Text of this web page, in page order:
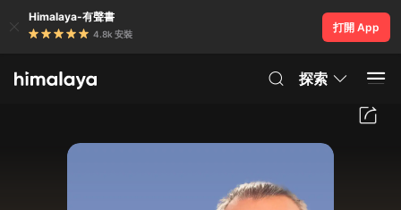
Himalaya-有聲書
4.8k 安裝
打開 App
探索